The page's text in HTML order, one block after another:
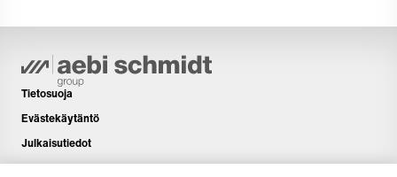
Tietosuoja
Evästekäytäntö
Julkaisutiedot
Vastuuvapauslauseke